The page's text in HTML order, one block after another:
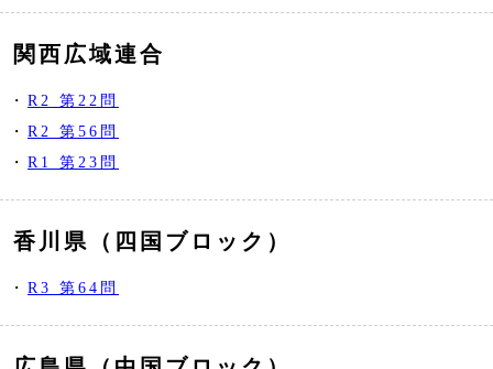
関西広域連合
・ R2 第22問
・ R2 第56問
・ R1 第23問
香川県（四国ブロック）
・ R3 第64問